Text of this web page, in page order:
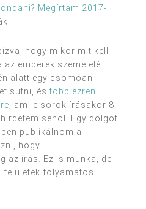
Megírtam 2017-
hogy mikor mit kell
emberek szeme elé
alatt egy csomóan
sütni, éstöbb ezren
, ami e sorok írásakor 8
sehol. Egy dolgot
publikálnom a
hogy
az írás. Ez is munka, de
felületek folyamatos